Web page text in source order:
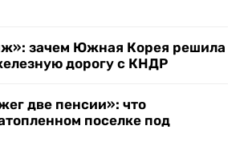
зачем Южная Корея решила
дорогу с КНДР
две пенсии»: что
поселке под